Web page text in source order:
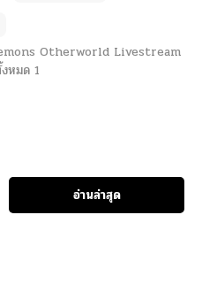
Otherworld Livestream
หมด 1
อ่านล่าสุด